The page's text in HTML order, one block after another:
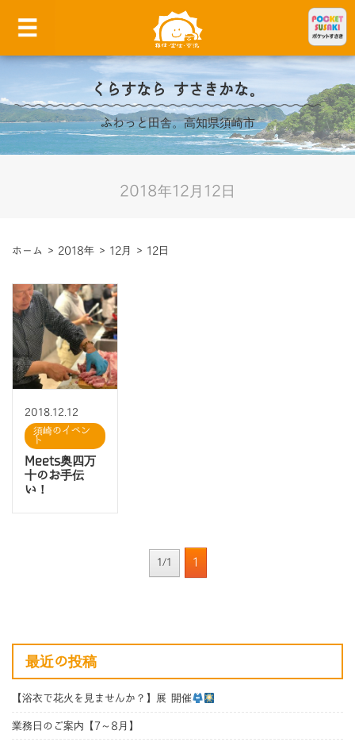
くらすなら すさきかな。
ふわっと田舎。高知県須崎市
2018年12月12日
ホーム > 2018年 > 12月 > 12日
2018.12.12
須崎のイベン
ト
Meets奥四万
十のお手伝
い！
1/1 1
最近の投稿
【浴衣で花火を見ませんか？】展 開催
業務日のご案内【7～8月】